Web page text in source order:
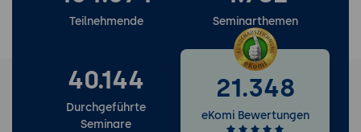
Teilnehmende Seminarthemen
40.144
Durchgeführte
Seminare
21.348
eKomi Bewertungen